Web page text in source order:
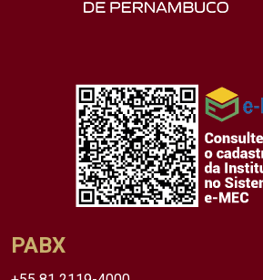
PABX